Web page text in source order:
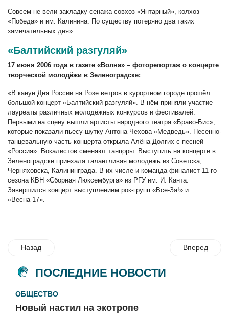
Совсем не вели закладку сенажа совхоз «Янтарный», колхоз
«Победа» и им. Калинина. По существу потеряно два таких
замечательных дня».
«Балтийский разгуляй»
17 июня 2006 года в газете «Волна» – фоторепортаж о концерте
творческой молодёжи в Зеленоградске:
«В канун Дня России на Розе ветров в курортном городе прошёл
большой концерт «Балтийский разгуляй». В нём приняли участие
лауреаты различных молодёжных конкурсов и фестивалей.
Первыми на сцену вышли артисты народного театра «Браво-Бис»,
которые показали пьесу-шутку Антона Чехова «Медведь». Песенно-
танцевальную часть концерта открыла Алёна Долгих с песней
«Россия». Вокалистов сменяют танцоры. Выступить на концерте в
Зеленоградске приехала талантливая молодежь из Советска,
Черняховска, Калининграда. В их числе и команда-финалист 11-го
сезона КВН «Сборная Люксембурга» из РГУ им. И. Канта.
Завершился концерт выступлением рок-групп «Все-За!» и
«Весна-17».
Назад Вперед
ПОСЛЕДНИЕ НОВОСТИ
ОБЩЕСТВО
Новый настил на экотропе